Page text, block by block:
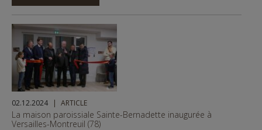
02.12.2024 ARTICLE
La maison paroissiale Sainte-Bernadette inaugurée à
Versailles-Montreuil (78)